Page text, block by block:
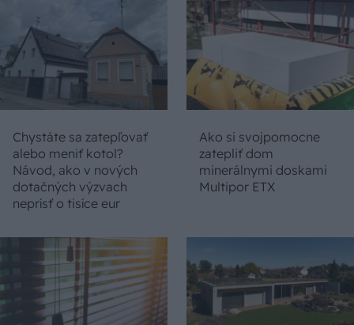
Chystáte sa zatepľovať
alebo meniť kotol?
Návod, ako v nových
dotačných výzvach
neprísť o tisíce eur
Ako si svojpomocne
zatepliť dom
minerálnymi doskami
Multipor ETX